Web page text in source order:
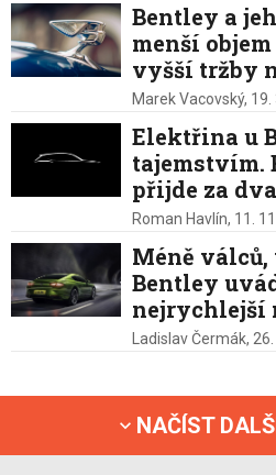
Bentley a
menší
vyšší tržby
Marek Vacovský, 19.
Elektřina u
tajemstvím.
přijde za
Roman Havlín, 11.
Méně
Bentley
nejrychlejší
Ladislav Čermák,
NAČÍST